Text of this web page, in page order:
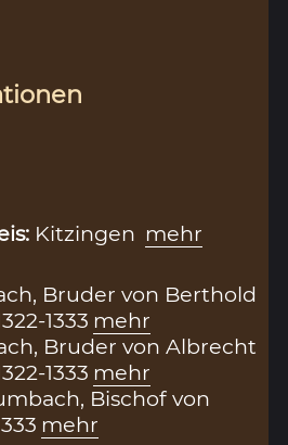
Kitzingen mehr
Bruder von Berthold
1333 mehr
Bruder von Albrecht
1333 mehr
Bischof von
mehr